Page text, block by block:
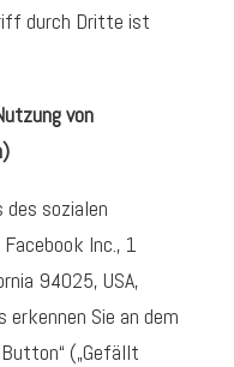
durch Dritte ist
von
des sozialen
Inc., 1
94025, USA,
Sie an dem
(„Gefällt